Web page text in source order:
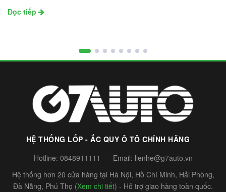
Đọc tiếp
HỆ THỐNG LỐP - ẮC QUY Ô TÔ CHÍNH HÃNG
Hotline: 0848911111 - Email: lienhe@g7auto.vn
Hệ thống hơn 20 cửa hàng tại Hà Nội, Hồ Chí Minh, Hải Phòng,
Đà Nẵng, Phú Thọ (Xem chi tiết) - Hỗ trợ giao hàng toàn quốc.